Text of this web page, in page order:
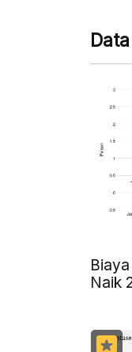
Naik